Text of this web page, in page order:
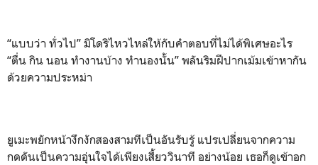
“แบบว่า ทั่วไป” มิโดริไหวไหล่ให้กับคำตอบที่ไม่ได้พิเศษอะไร
“ตื่น กิน นอน ทำงานบ้าง ทำนองนั้น” พลันริมฝีปากเม้มเข้าหากัน
ด้วยความประหม่า
ยูเมะพยักหน้างึกงักสองสามทีเป็นอันรับรู้ แปรเปลี่ยนจากความ
กดดันเป็นความอุ่นใจได้เพียงเสี้ยววินาที อย่างน้อย เธอก็ดูเข้าอก